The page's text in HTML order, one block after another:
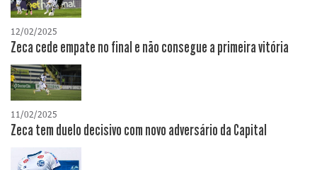
12/02/2025
Zeca cede empate no final e não consegue a primeira vitória
11/02/2025
Zeca tem duelo decisivo com novo adversário da Capital